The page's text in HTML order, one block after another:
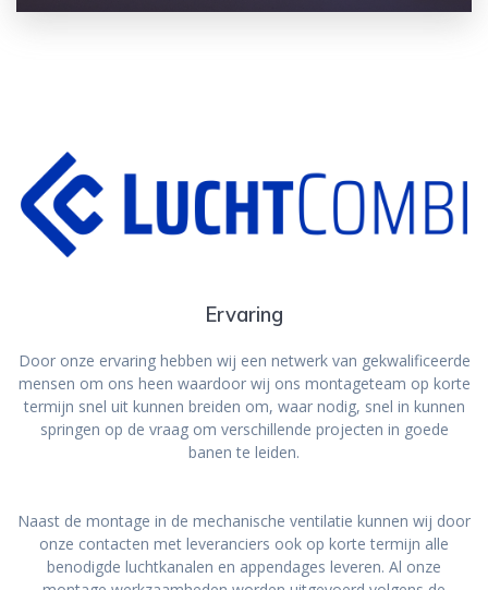
Ervaring
Door onze ervaring hebben wij een netwerk van gekwalificeerde
mensen om ons heen waardoor wij ons montageteam op korte
termijn snel uit kunnen breiden om, waar nodig, snel in kunnen
springen op de vraag om verschillende projecten in goede
banen te leiden.
Naast de montage in de mechanische ventilatie kunnen wij door
onze contacten met leveranciers ook op korte termijn alle
benodigde luchtkanalen en appendages leveren. Al onze